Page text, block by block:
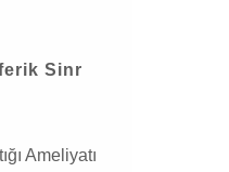
Sinr
Ameliyatı